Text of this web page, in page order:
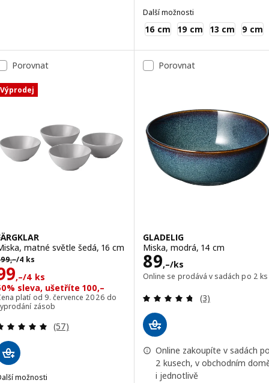
Další možnosti
IKEA 365+
16 cm 19 cm 13 cm 9 cm
Porovnat
Výprodej
matné světle šedá, 16 cm
,–/4 kscena 199,–/4 ks
,–/4 ks99,–/4 ks
sleva, ušetříte 100,–
platí od 9. července 2026 do
zásob
Recenze: 4.9 z 5 hvězdy. Celkem recenzí:
(57)
možnosti
Porovnat
GLADELIG
Miska, modrá, 14 cm
89,–/ks
Cena 89,–/ks
Online se prodává v sadách po 2 ks
Recenze: 4.7 z
(3)
Online zakoupíte v sadách
2 kusech, v obchodním
i jednotlivě